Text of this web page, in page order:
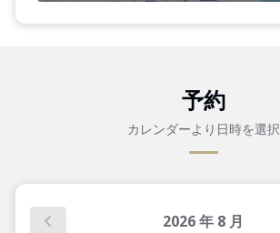
予約
カレンダーより日時を選択
2026年 8 月